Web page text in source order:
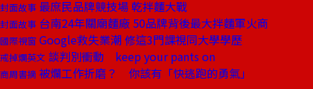
封面故事 最庶民品牌競技場 乾拌麵大戰
封面故事 台南24年關廟麵廠 50品牌背後最大拌麵軍火商
國際視窗 Google救失業潮 修這3門課視同大學學歷
戒掉爛英文 談判別衝動 keep your pants on
商周書摘 被爛工作折磨？ 你該有「快逃跑的勇氣」